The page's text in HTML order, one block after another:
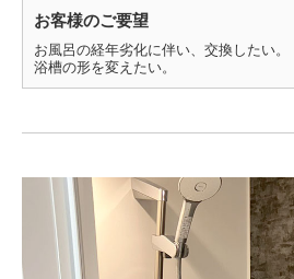
お客様のご要望
お風呂の経年劣化に伴い、交換したい。
浴槽の形を変えたい。